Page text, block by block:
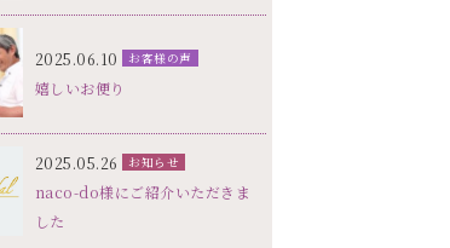
2025.06.10 お客様の声
嬉しいお便り
2025.05.26 お知らせ
naco-do様にご紹介いただきま
した